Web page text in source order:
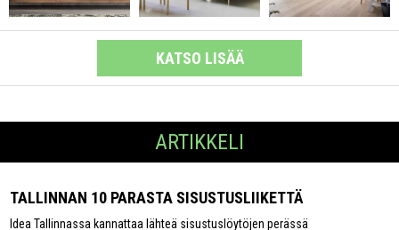
KATSO LISÄÄ
ARTIKKELI
TALLINNAN 10 PARASTA SISUSTUSLIIKETTÄ
Idea Tallinnassa kannattaa lähteä sisustuslöytöjen perässä